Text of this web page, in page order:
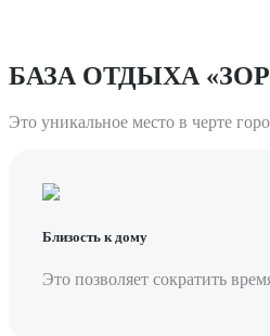
БАЗА ОТДЫХА
Это уникальное место в черте
Близость к дому
Это позволяет сократить